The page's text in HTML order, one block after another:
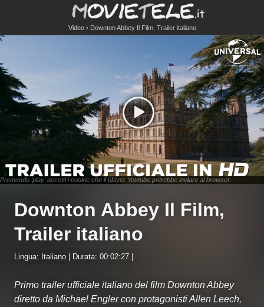
Video Downton Abbey Il Film, Trailer italiano
Premendo 'play' accetti i cookie che il player Youtube potrebbe inviare al browser.
Downton Abbey Il Film,
Trailer italiano
Lingua: Italiano | Durata: 00:02:27 |
Primo trailer ufficiale italiano del film Downton Abbey
diretto da Michael Engler con protagonisti Allen Leech,